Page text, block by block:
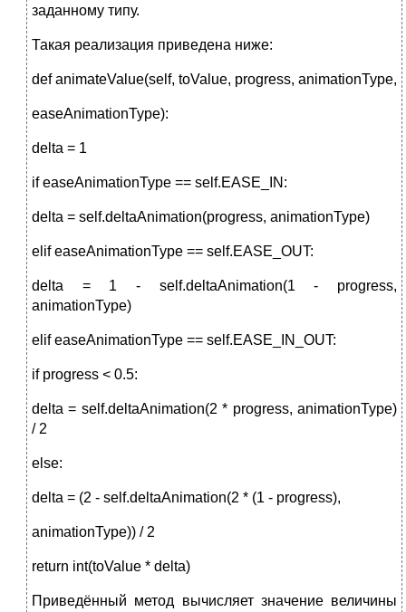
заданному типу.
Такая реализация приведена ниже:
def animateValue(self, toValue, progress, animationType,
easeAnimationType):
delta = 1
if easeAnimationType == self.EASE_IN:
delta = self.deltaAnimation(progress, animationType)
elif easeAnimationType == self.EASE_OUT:
delta = 1 - self.deltaAnimation(1 - progress,
animationType)
elif easeAnimationType == self.EASE_IN_OUT:
if progress < 0.5:
delta = self.deltaAnimation(2 * progress, animationType)
/ 2
else:
delta = (2 - self.deltaAnimation(2 * (1 - progress),
animationType)) / 2
return int(toValue * delta)
Приведённый метод вычисляет значение величины